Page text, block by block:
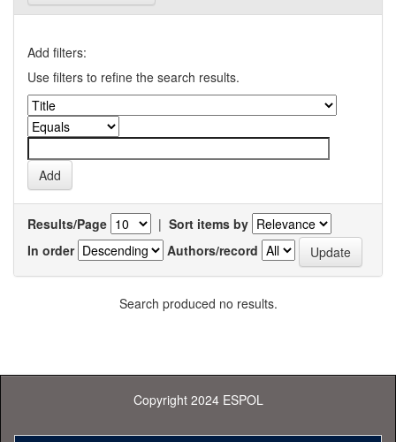
Add filters:
Use filters to refine the search results.
Results/Page | Sort items by
In order
Authors/record
Search produced no results.
Copyright 2024 ESPOL